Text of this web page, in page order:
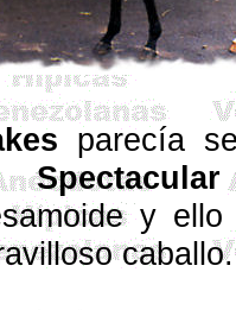
parecía
Spectacular
y ello
caballo.